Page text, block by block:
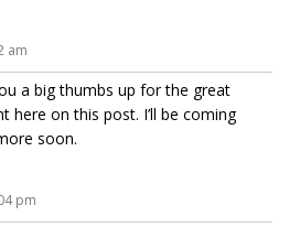
am
a big thumbs up for the great
here on this post. I’ll be coming
soon.
pm